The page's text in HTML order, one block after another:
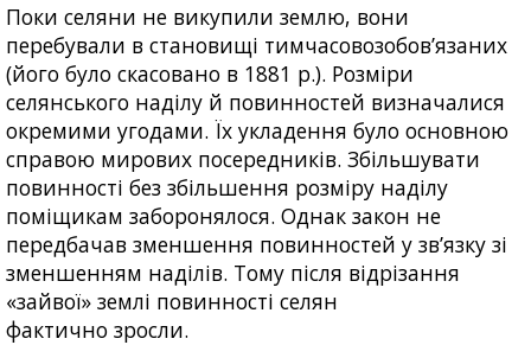
Поки селяни не викупили землю, вони
перебували в становищі тимчасовозобов’язаних
(його було скасовано в 1881 р.). Розміри
селянського наділу й повинностей визначалися
окремими угодами. Їх укладення було основною
справою мирових посередників. Збільшувати
повинності без збільшення розміру наділу
поміщикам заборонялося. Однак закон не
передбачав зменшення повинностей у зв’язку зі
зменшенням наділів. Тому після відрізання
«зайвої» землі повинності селян
фактично зросли.